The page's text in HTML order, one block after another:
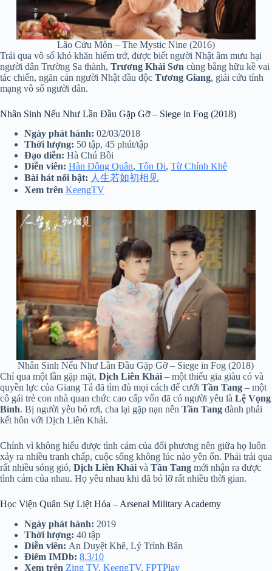
Lão Cửu Môn – The Mystic Nine (2016)
Trải qua vô số khó khăn hiểm trở, được biết người Nhật âm mưu hại
người dân Trường Sa thành, Trương Khải Sơn cùng bằng hữu kề vai
tác chiến, ngăn cản người Nhật đầu độc Tương Giang, giải cứu tính
mạng vô số người dân.
Nhân Sinh Nếu Như Lần Đầu Gặp Gỡ – Siege in Fog (2018)
Ngày phát hành: 02/03/2018
Thời lượng: 50 tập, 45 phút/tập
Đạo diễn: Hà Chú Bồi
Diễn viên: Hàn Đông Quân, Tôn Di, Từ Chính Khê
Bài hát nổi bật: 人生若如初相见
Xem trên KeengTV
Nhân Sinh Nếu Như Lần Đầu Gặp Gỡ – Siege in Fog (2018)
Chỉ qua một lần gặp mặt, Dịch Liên Khải – một thiếu gia giàu có và
quyền lực của Giang Tả đã tìm đủ mọi cách để cưới Tần Tang – một
cô gái trẻ con nhà quan chức cao cấp vốn đã có người yêu là Lệ Vọng
Bình. Bị người yêu bỏ rơi, cha lại gặp nạn nên Tần Tang đành phải
kết hôn với Dịch Liên Khải.
Chính vì không hiểu được tình cảm của đối phương nên giữa họ luôn
xảy ra nhiều tranh chấp, cuộc sống không lúc nào yên ổn. Phải trải qua
rất nhiều sóng gió, Dịch Liên Khải và Tần Tang mới nhận ra được
tình cảm của nhau. Họ yêu nhau khi đã bỏ lỡ rất nhiều thời gian.
Học Viện Quân Sự Liệt Hỏa – Arsenal Military Academy
Ngày phát hành: 2019
Thời lượng: 40 tập
Diễn viên: An Duyệt Khê, Lý Trình Bân
Điểm IMDb: 8.3/10
Xem trên Zing TV, KeengTV, FPTPlay